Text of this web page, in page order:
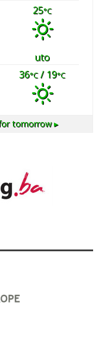
25°C
uto
36°C/ 19°C
tomorrow ▸